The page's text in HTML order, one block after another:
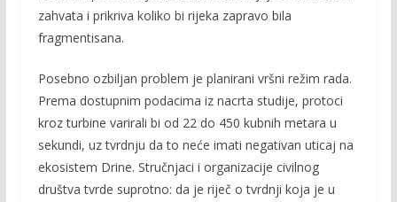
zahvata i prikriva koliko bi rijeka zapravo bila
fragmentisana.
Posebno ozbiljan problem je planirani vršni režim rada.
Prema dostupnim podacima iz nacrta studije, protoci
kroz turbine varirali bi od 22 do 450 kubnih metara u
sekundi, uz tvrdnju da to neće imati negativan uticaj na
ekosistem Drine. Stručnjaci i organizacije civilnog
društva tvrde suprotno: da je riječ o tvrdnji koja je u